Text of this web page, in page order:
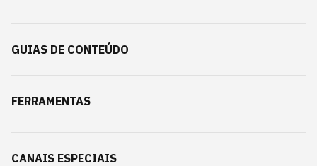
GUIAS DE CONTEÚDO
FERRAMENTAS
CANAIS ESPECIAIS